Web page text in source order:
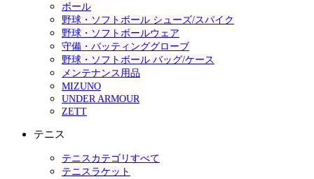
ボール
野球・ソフトボール シューズ/スパイク
野球・ソフトボールウェア
守備・バッティンググローブ
野球・ソフトボール バッグ/ケース
メンテナンス用品
MIZUNO
UNDER ARMOUR
ZETT
テニス
テニスカテゴリすべて
テニスラケット